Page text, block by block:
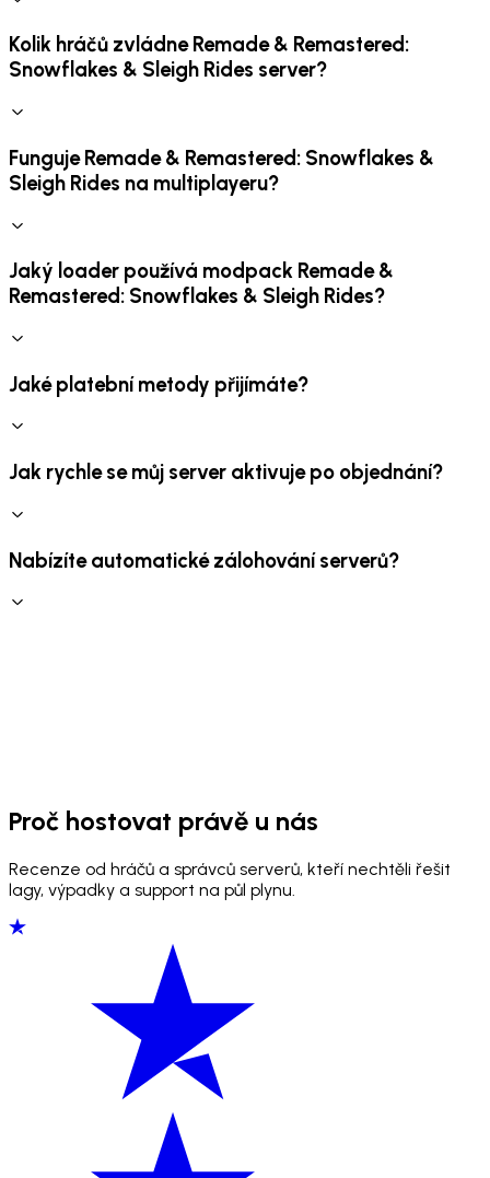
Kolik hráčů zvládne Remade & Remastered:
Snowflakes & Sleigh Rides server?
Funguje Remade & Remastered: Snowflakes &
Sleigh Rides na multiplayeru?
Jaký loader používá modpack Remade &
Remastered: Snowflakes & Sleigh Rides?
Jaké platební metody přijímáte?
Jak rychle se můj server aktivuje po objednání?
Nabízíte automatické zálohování serverů?
Proč hostovat právě u nás
Recenze od hráčů a správců serverů, kteří nechtěli řešit
lagy, výpadky a support na půl plynu.